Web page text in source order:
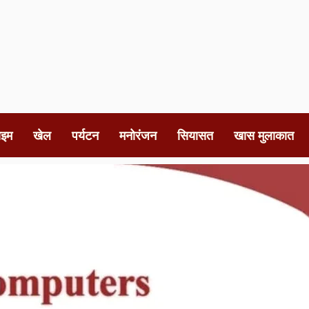
खेल पर्यटन मनोरंजन सियासत खास मुलाकात